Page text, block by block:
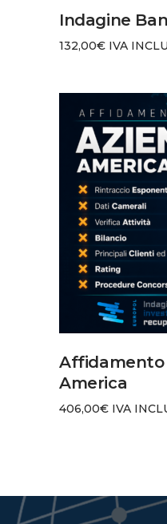
Indagine
132,00€ IVA
Affidamento
America
406,00€ IVA